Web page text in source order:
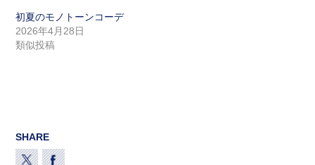
初夏のモノトーンコーデ
2026年4月28日
類似投稿
SHARE